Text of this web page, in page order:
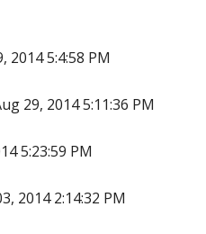
2014 5:4:58 PM
29, 2014 5:11:36 PM
5:23:59 PM
2014 2:14:32 PM